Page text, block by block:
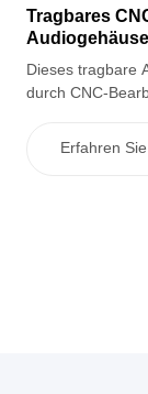
Tragbares
Dieses tragbare
durch CNC-
erreichen. Die
Erfahren